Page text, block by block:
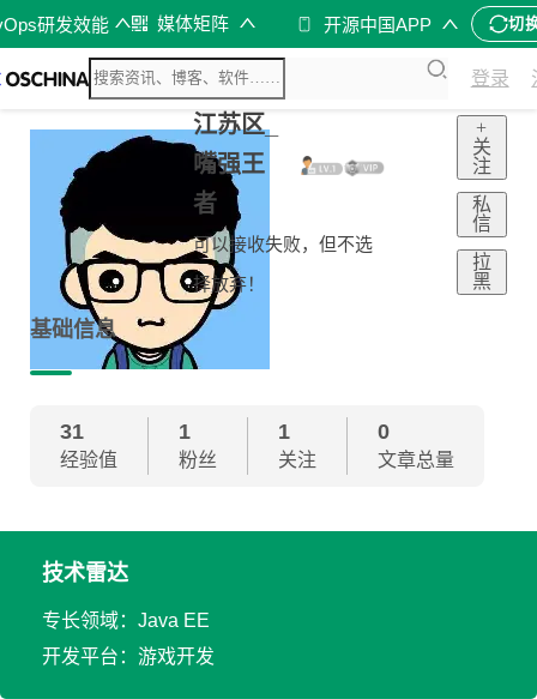
研发效能 媒体矩阵 开源中国APP 切
登录
江苏区_
嘴强王
者
可以接收失败，但不选
择放弃！
+
关
注
私
信
拉
黑
基础信息
31
经验值
1
粉丝
1
关注
0
文章总量
技术雷达
专长领域：Java EE
开发平台：游戏开发